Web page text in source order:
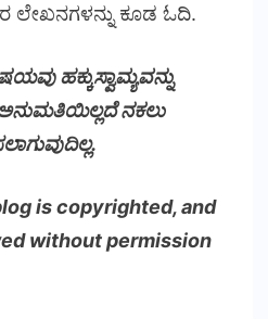
ಲೇಖನಗಳನ್ನು ಕೂಡ ಓದಿ.
ಹಕ್ಕುಸ್ವಾಮ್ಯವನ್ನು
ನಕಲು
is copyrighted, and
without permission